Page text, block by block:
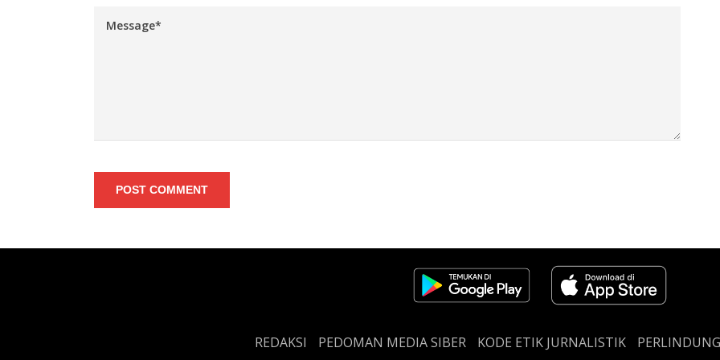
POST COMMENT
REDAKSI PEDOMAN MEDIA SIBER KODE ETIK JURNALISTIK